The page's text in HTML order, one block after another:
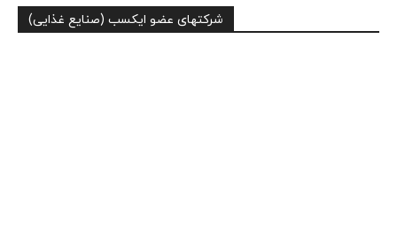
شرکتهای عضو ایکسب (صنایع غذایی)